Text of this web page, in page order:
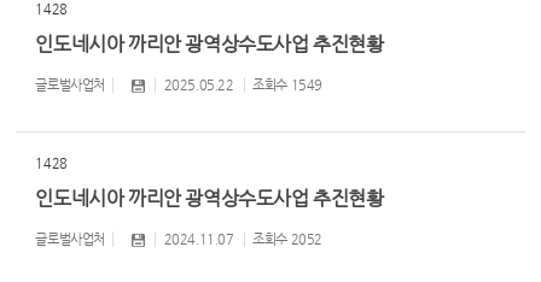
1428
인도네시아 까리안 광역상수도사업 추진현황
글로벌사업처 2025.05.22 조회수 1549
1428
인도네시아 까리안 광역상수도사업 추진현황
글로벌사업처 2024.11.07 조회수 2052